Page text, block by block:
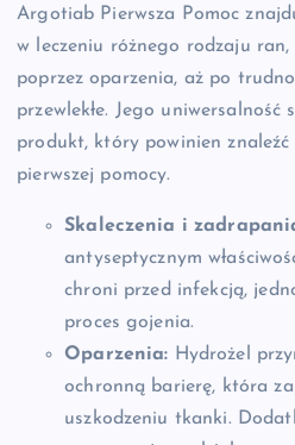
Argotiab Pierwsza Pomoc
w leczeniu różnego rodzaju
poprzez oparzenia, aż po
przewlekłe. Jego uniwersalność
produkt, który powinien znaleźć
pierwszej pomocy.
Skaleczenia i
antyseptycznym
chroni przed infekcją,
proces gojenia.
Oparzenia: Hydrożel
ochronną barierę, która
uszkodzeniu tkanki.